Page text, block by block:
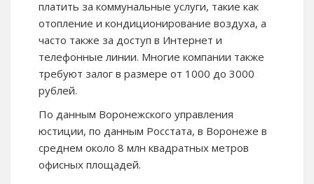
платить за коммунальные услуги, такие как
отопление и кондиционирование воздуха, а
часто также за доступ в Интернет и
телефонные линии. Многие компании также
требуют залог в размере от 1000 до 3000
рублей.
По данным Воронежского управления
юстиции, по данным Росстата, в Воронеже в
среднем около 8 млн квадратных метров
офисных площадей.